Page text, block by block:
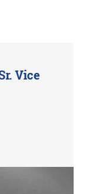
Vice